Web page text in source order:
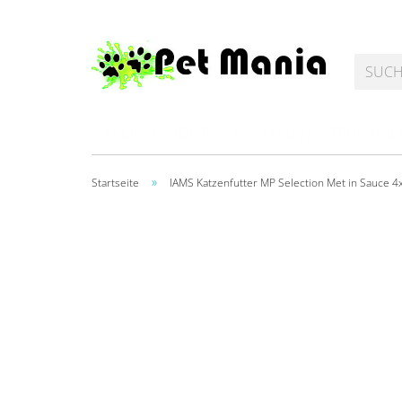
Startseite » IAMS Katzenfutter MP Selection Met in Sauce